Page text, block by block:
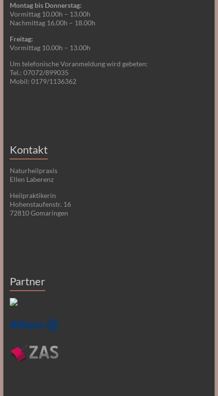
Montag bis Donnerstag:
Vormittag 10.00h – 13.00h
Nachmittag 16.00h – 18.00h
Freitag:
Vormittag 10.00h – 13.00h
Um telefonische Voranmeldung wird gebeten:
Tel.: 07072/899035
Mobil: 0179/1136362
Kontakt
Naturheilpraxis
Ellen Laberenz
Heilpraktikerin
Hohenstaufenstr. 16
72810 Gomaringen
Partner